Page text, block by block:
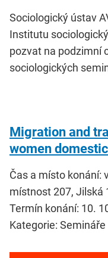
Sociologický ústav
Institutu
pozvat na podzimní
sociologických
Migration and
women
Čas a místo konání:
místnost 207, Jilská
Termín konání: 10.
Kategorie: Semináře